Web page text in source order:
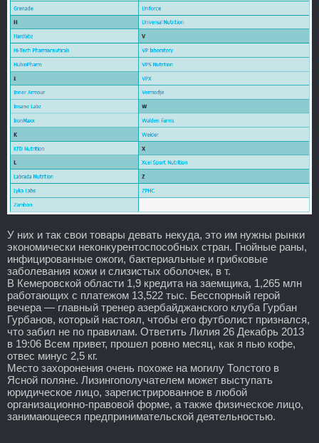
У них и так свои товары девать некуда, это им нужны рынки
экономически неконкурентоспособных стран. Гнойные раны,
инфицированные ожоги, бактериальные и грибковые
заболевания кожи и слизистых оболочек, в т.
В Кемеровской области 1,9 кредита на заемщика, 1,265 млн
работающих с платежом 13,522 тыс. Бесспорный герой
вечера — главный тренер азербайджанского клуба Гурбан
Гурбанов, который настоял, чтобы его футболист признался,
что забил не по правилам. Ответить Лилия 26 Декабрь 2013
в 19:06 Всем привет, прошел ровно месяц, как я пью кофе,
отвес минус 2,5 кг.
Место захоронения очень похоже на могилу Толстого в
Ясной поляне. Лизингополучателем может выступать
юридическое лицо, зарегистрированное в любой
организационно-правовой форме, а также физическое лицо,
занимающееся предпринимательской деятельностью.